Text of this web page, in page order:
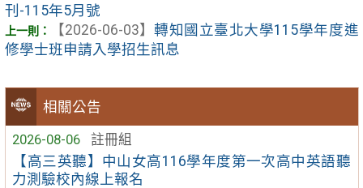
相關公告
2026-08-06
註冊組
【高三英聽】中山女高116學年度第一次高中英語聽
力測驗校內線上報名
刊-115年5月號
【2026-06-03】 轉知國立臺北大學115學年度進
修學士班申請入學招生訊息